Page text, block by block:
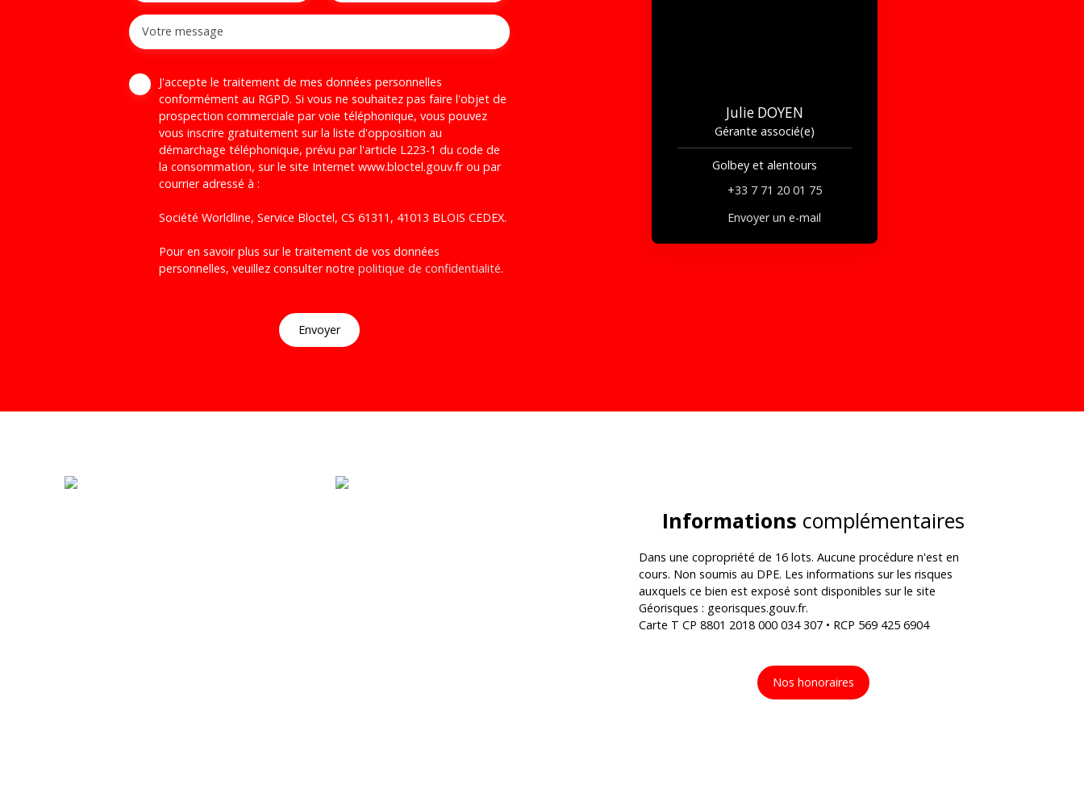
Votre message
J'accepte le traitement de mes données personnelles
conformément au RGPD. Si vous ne souhaitez pas faire l'objet de
prospection commerciale par voie téléphonique, vous pouvez
vous inscrire gratuitement sur la liste d'opposition au
démarchage téléphonique, prévu par l'article L223-1 du code de
la consommation, sur le site Internet www.bloctel.gouv.fr ou par
courrier adressé à :
Société Worldline, Service Bloctel, CS 61311, 41013 BLOIS CEDEX.
Pour en savoir plus sur le traitement de vos données
personnelles, veuillez consulter notre politique de confidentialité.
Envoyer
Julie DOYEN
Gérante associé(e)
Golbey et alentours
+33 7 71 20 01 75
Envoyer un e-mail
Informations complémentaires
Dans une copropriété de 16 lots. Aucune procédure n'est en
cours. Non soumis au DPE. Les informations sur les risques
auxquels ce bien est exposé sont disponibles sur le site
Géorisques : georisques.gouv.fr.
Carte T CP 8801 2018 000 034 307 • RCP 569 425 6904
Nos honoraires